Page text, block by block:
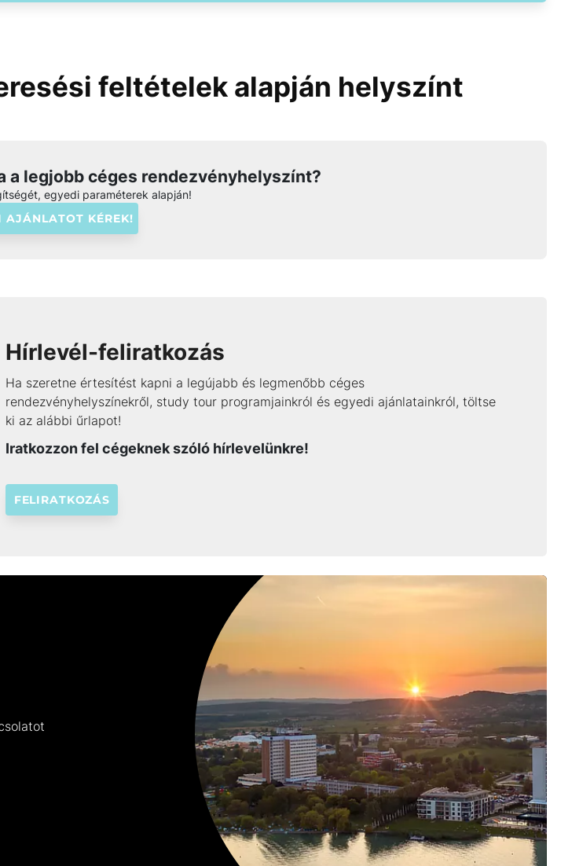
feltételek alapján helyszínt
a legjobb céges rendezvényhelyszínt?
egyedi paraméterek alapján!
AJÁNLATOT KÉREK!
Hírlevél-feliratkozás
Ha szeretne értesítést kapni a legújabb és legmenőbb céges
rendezvényhelyszínekről, study tour programjainkról és egyedi ajánlatainkról, töltse
ki az alábbi űrlapot!
Iratkozzon fel cégeknek szóló hírlevelünkre!
FELIRATKOZÁS